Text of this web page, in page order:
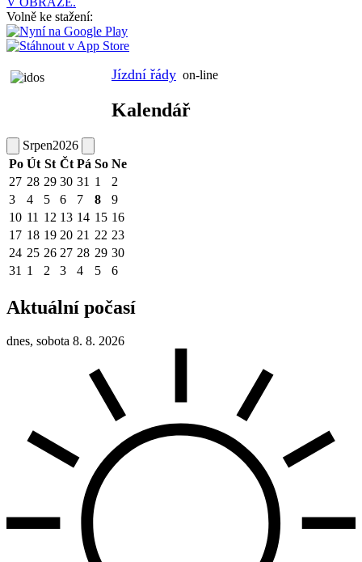
Volně ke stažení:
Jízdní řády on-line
Kalendář
Srpen2026
Po Út St Čt Pá So Ne
27 28 29 30 31 1
2
3
4 5 6 7 8
9
10 11 12 13 14 15 16
17 18 19 20 21 22 23
24 25 26 27 28 29 30
31 1 2 3 4 5 6
Aktuální počasí
dnes, sobota 8. 8. 2026